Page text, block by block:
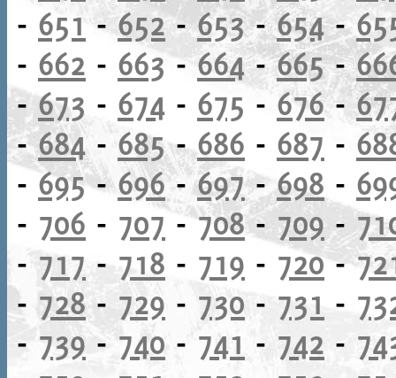
- 651 -652-653-654-
- 662 - 663-664-665-
-673 - 674 - 675 - 676-
-684 -685-686 - 687 -
-695-696-697-698 -
- 706 - 707 -708- 709-
-717 - 718 - 719 - 720-
-728- 729 - 730- 731 -
-739-740 - 741 - 742 -